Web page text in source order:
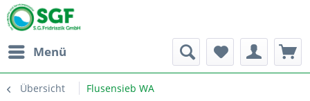
Menü
Übersicht Flusensieb WA